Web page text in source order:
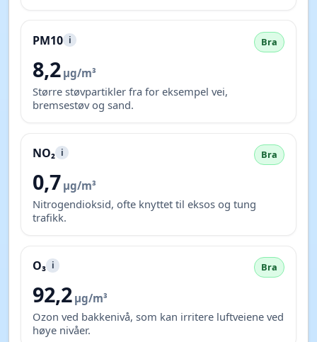
PM10 i Bra
8,2 µg/m³
Større støvpartikler fra for eksempel vei,
bremsestøv og sand.
NO₂ i Bra
0,7 µg/m³
Nitrogendioksid, ofte knyttet til eksos og tung
trafikk.
O₃ i Bra
92,2 µg/m³
Ozon ved bakkenivå, som kan irritere luftveiene ved
høye nivåer.